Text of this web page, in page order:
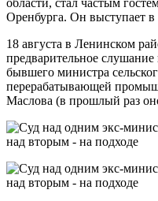
Оренбурга. Он выступает в
18 августа в Ленинском
предварительное
бывшего министра
перерабатывающей
Маслова (в прошлый раз